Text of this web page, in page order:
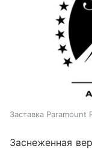
Заставка Paramount
Заснеженная